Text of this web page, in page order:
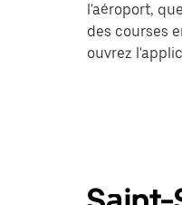
l'aéroport,
des courses
ouvrez